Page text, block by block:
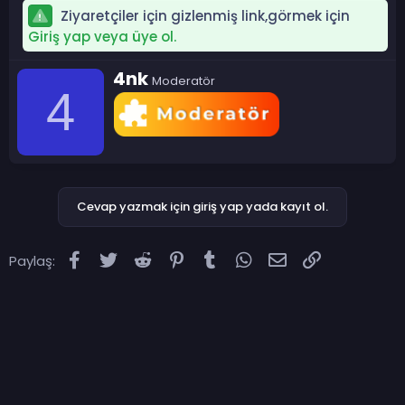
Ziyaretçiler için gizlenmiş link,görmek için
Giriş yap veya üye ol.
4
Y
a
z
a
r
4nk Moderatör
Cevap yazmak için giriş yap yada kayıt ol.
Paylaş: Facebook
Twitter Reddit Pinterest
Tumblr WhatsApp
E-posta